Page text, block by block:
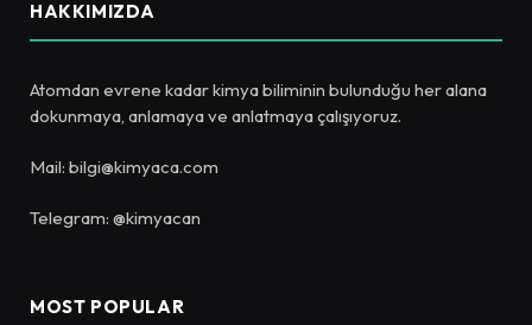
HAKKIMIZDA
Atomdan evrene kadar kimya biliminin bulunduğu her alana
dokunmaya, anlamaya ve anlatmaya çalışıyoruz.
Mail: bilgi@kimyaca.com
Telegram: @kimyacan
MOST POPULAR